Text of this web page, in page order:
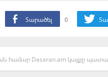
Տարածել 0
համար Dasaran.am կայքը